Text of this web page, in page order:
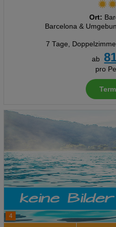
Ort:
Barcelona &
7 Tage,
ab
pro
4